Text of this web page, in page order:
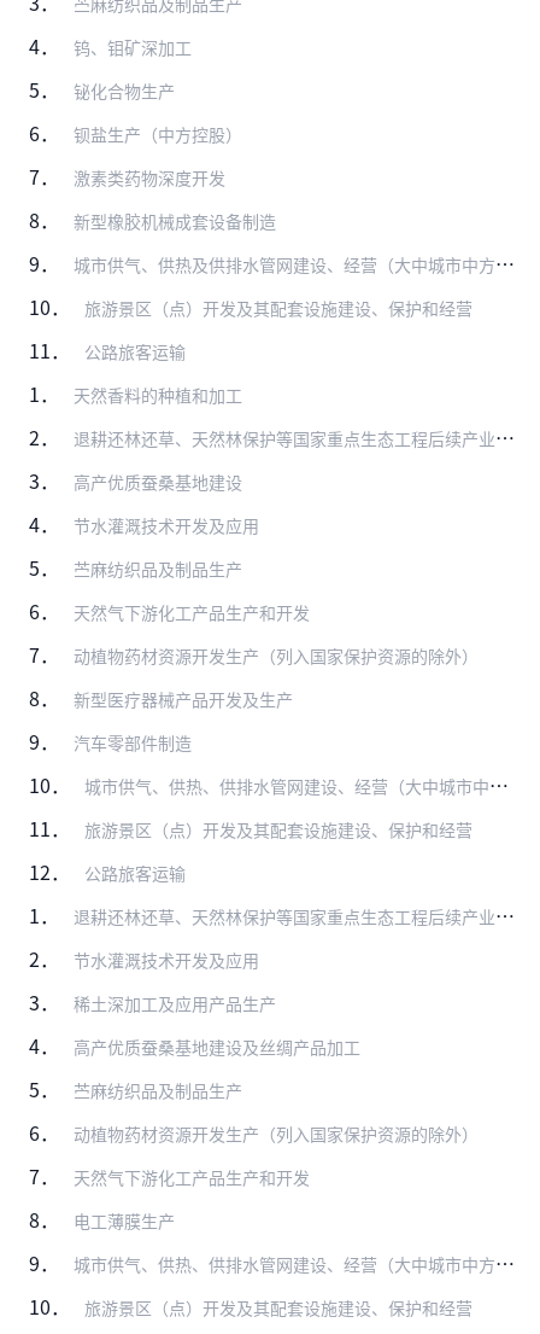
4． 钨、钼矿深加工
5． 铋化合物生产
6． 钡盐生产（中方控股）
7． 激素类药物深度开发
8． 新型橡胶机械成套设备制造
9． 城市供气、供热及供排水管网建设、经营（大中城市中方控股）
10． 旅游景区（点）开发及其配套设施建设、保护和经营
11． 公路旅客运输
1． 天然香料的种植和加工
2． 退耕还林还草、天然林保护等国家重点生态工程后续产业开发
3． 高产优质蚕桑基地建设
4． 节水灌溉技术开发及应用
5． 苎麻纺织品及制品生产
6． 天然气下游化工产品生产和开发
7． 动植物药材资源开发生产（列入国家保护资源的除外）
8． 新型医疗器械产品开发及生产
9． 汽车零部件制造
10． 城市供气、供热、供排水管网建设、经营（大中城市中方控股）
11． 旅游景区（点）开发及其配套设施建设、保护和经营
12． 公路旅客运输
1． 退耕还林还草、天然林保护等国家重点生态工程后续产业开发
2． 节水灌溉技术开发及应用
3． 稀土深加工及应用产品生产
4． 高产优质蚕桑基地建设及丝绸产品加工
5． 苎麻纺织品及制品生产
6． 动植物药材资源开发生产（列入国家保护资源的除外）
7． 天然气下游化工产品生产和开发
8． 电工薄膜生产
9． 城市供气、供热、供排水管网建设、经营（大中城市中方控股）
10． 旅游景区（点）开发及其配套设施建设、保护和经营